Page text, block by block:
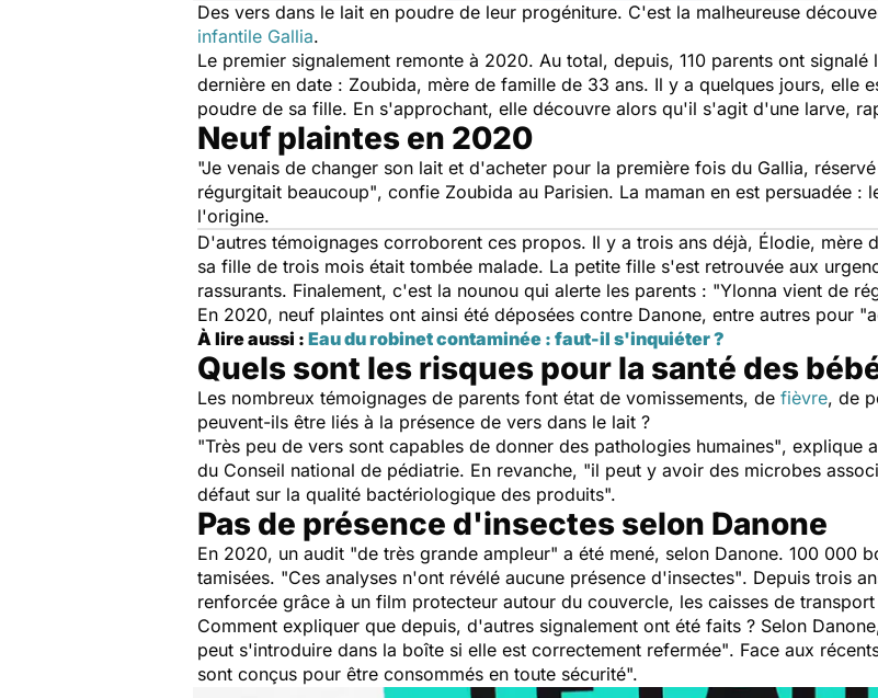
Des vers dans le lait en poudre de leur progéniture. C'est la malheureuse
infantile Gallia.
Le premier signalement remonte à 2020. Au total, depuis, 110 parents ont signalé
dernière en date : Zoubida, mère de famille de 33 ans. Il y a quelques jours, elle
poudre de sa fille. En s'approchant, elle découvre alors qu'il s'agit d'une larve,
Neuf plaintes en 2020
"Je venais de changer son lait et d'acheter pour la première fois du Gallia,
régurgitait beaucoup", confie Zoubida au Parisien. La maman en est persuadée :
l'origine.
D'autres témoignages corroborent ces propos. Il y a trois ans déjà, Élodie, mère
sa fille de trois mois était tombée malade. La petite fille s'est retrouvée aux
rassurants. Finalement, c'est la nounou qui alerte les parents : "Ylonna vient de
En 2020, neuf plaintes ont ainsi été déposées contre Danone, entre autres pour
À lire aussi : Eau du robinet contaminée : faut-il s'inquiéter ?
Quels sont les risques pour la santé des
Les nombreux témoignages de parents font état de vomissements, de fièvre, de
peuvent-ils être liés à la présence de vers dans le lait ?
"Très peu de vers sont capables de donner des pathologies humaines", explique
du Conseil national de pédiatrie. En revanche, "il peut y avoir des microbes
défaut sur la qualité bactériologique des produits".
Pas de présence d'insectes selon Danone
En 2020, un audit "de très grande ampleur" a été mené, selon Danone. 100 000
tamisées. "Ces analyses n'ont révélé aucune présence d'insectes". Depuis trois
renforcée grâce à un film protecteur autour du couvercle, les caisses de
Comment expliquer que depuis, d'autres signalement ont été faits ? Selon
peut s'introduire dans la boîte si elle est correctement refermée". Face aux
sont conçus pour être consommés en toute sécurité".